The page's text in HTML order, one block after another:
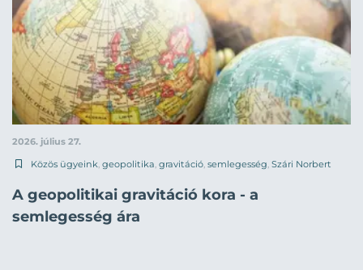
2026. július 27.
Közös ügyeink geopolitika gravitáció semlegesség Szári Norbert
A geopolitikai gravitáció kora - a
semlegesség ára